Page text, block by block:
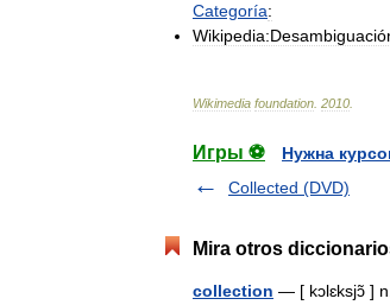
Categoría:
Wikimedia foundation 2010
Игры ⚽
Нужна
Collected (DVD)
Mira otros
collection — [ kɔlɛksjɔ̃ ]